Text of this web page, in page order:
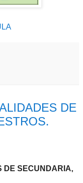
DE
DE SECUNDARIA,